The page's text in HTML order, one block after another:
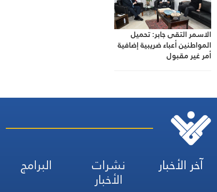
الاسمر التقى جابر: تحميل
المواطنين أعباء ضريبية إضافية
أمر غير مقبول
آخر الأخبار نشرات
الأخبار
البرامج